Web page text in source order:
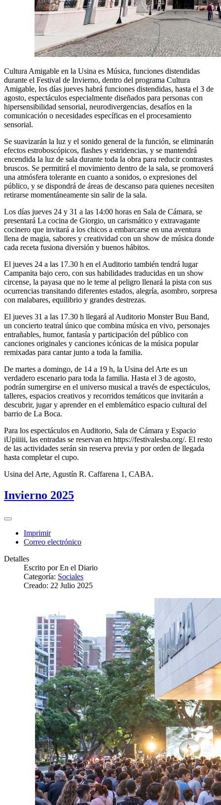
Cultura Amigable en la Usina es Música, funciones distendidas
durante el Festival de Invierno, dentro del programa Cultura
Amigable, los días jueves habrá funciones distendidas, hasta el 3 de
agosto, espectáculos especialmente diseñados para personas con
hipersensibilidad sensorial, neurodivergencias, desafíos en la
comunicación o necesidades específicas en el procesamiento
sensorial.
Se suavizarán la luz y el sonido general de la función, se eliminarán
efectos estroboscópicos, flashes y estridencias, y se mantendrá
encendida la luz de sala durante toda la obra para reducir contrastes
bruscos. Se permitirá el movimiento dentro de la sala, se promoverá
una atmósfera tolerante en cuanto a sonidos, o expresiones del
público, y se dispondrá de áreas de descanso para quienes necesiten
retirarse momentáneamente sin salir de la sala.
Los días jueves 24 y 31 a las 14:00 horas en Sala de Cámara, se
presentará La cocina de Giorgio, un carismático y extravagante
cocinero que invitará a los chicos a embarcarse en una aventura
llena de magia, sabores y creatividad con un show de música donde
cada receta fusiona diversión y buenos hábitos.
El jueves 24 a las 17.30 h en el Auditorio también tendrá lugar
Campanita bajo cero, con sus habilidades traducidas en un show
circense, la payasa que no le teme al peligro llenará la pista con sus
ocurrencias transitando diferentes estados, alegría, asombro, sorpresa
con malabares, equilibrio y grandes destrezas.
El jueves 31 a las 17.30 h llegará al Auditorio Monster Buu Band,
un concierto teatral único que combina música en vivo, personajes
entrañables, humor, fantasía y participación del público con
canciones originales y canciones icónicas de la música popular
remixadas para cantar junto a toda la familia.
De martes a domingo, de 14 a 19 h, la Usina del Arte es un
verdadero escenario para toda la familia. Hasta el 3 de agosto,
podrán sumergirse en el universo musical a través de espectáculos,
talleres, espacios creativos y recorridos temáticos que invitarán a
descubrir, jugar y aprender en el emblemático espacio cultural del
barrio de La Boca.
Para los espectáculos en Auditorio, Sala de Cámara y Espacio
iUpiiiii, las entradas se reservan en https://festivalesba.org/. El resto
de las actividades serán sin reserva previa y por orden de llegada
hasta completar el cupo.
Usina del Arte, Agustín R. Caffarena 1, CABA.
Invierno 2025
Imprimir
Correo electrónico
Detalles
Escrito porEn el Diario
Categoría: Sociales
Creado: 22 Julio 2025